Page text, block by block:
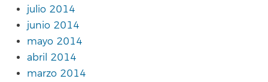
julio 2014
junio 2014
mayo 2014
abril 2014
marzo 2014